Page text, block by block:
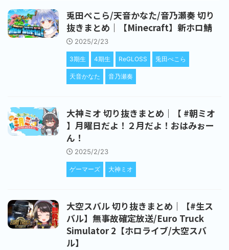
兎田ぺこら/天音かなた/音乃瀬奏 切り
抜きまとめ｜【Minecraft】新ホロ鯖
2025/2/23
3期生 4期生 ReGLOSS 兎田ぺこら
天音かなた 音乃瀬奏
大神ミオ 切り抜きまとめ｜【 #朝ミオ
】月曜日だよ！２月だよ！おはみぉー
ん！
2025/2/23
ゲーマーズ 大神ミオ
大空スバル 切り抜きまとめ｜【#生ス
バル】無事故確定放送/Euro Truck
Simulator 2【ホロライブ/大空スバ
ル】